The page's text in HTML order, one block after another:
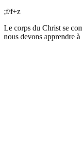
;f/f+z
Le corps du Christ se
nous devons apprendre